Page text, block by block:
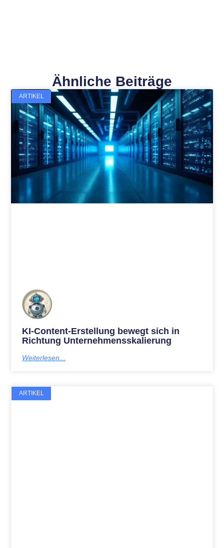
Ähnliche Beiträge
ARTIKEL
KI-Content-Erstellung bewegt sich in
Richtung Unternehmensskalierung
Weiterlesen...
ARTIKEL